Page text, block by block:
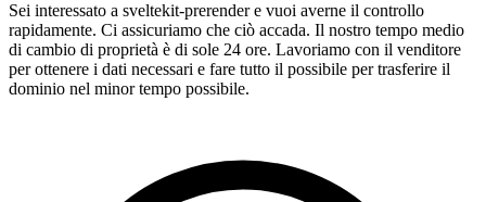
Sei interessato a sveltekit-prerender e vuoi averne il controllo
rapidamente. Ci assicuriamo che ciò accada. Il nostro tempo medio
di cambio di proprietà è di sole 24 ore. Lavoriamo con il venditore
per ottenere i dati necessari e fare tutto il possibile per trasferire il
dominio nel minor tempo possibile.